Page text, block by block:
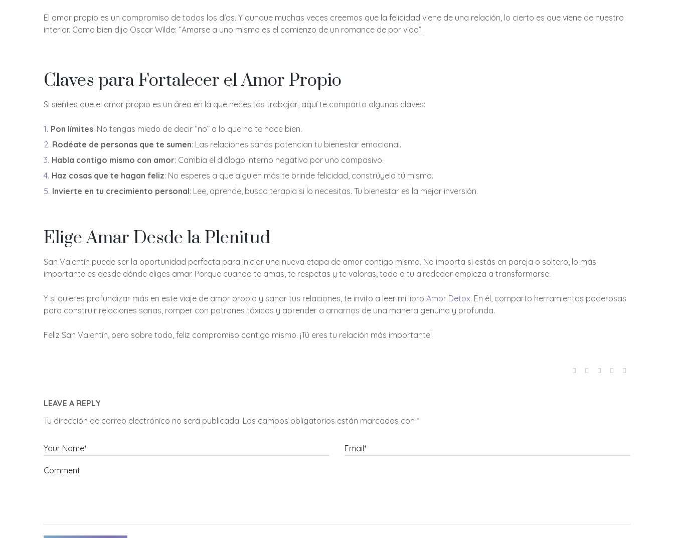
El amor propio es un compromiso de todos los días. Y aunque muchas veces creemos que la felicidad viene de una relación, lo cierto es que viene de nuestro
interior. Como bien dijo Oscar Wilde: “Amarse a uno mismo es el comienzo de un romance de por vida”.
Claves para Fortalecer el Amor Propio
Si sientes que el amor propio es un área en la que necesitas trabajar, aquí te comparto algunas claves:
Pon límites: No tengas miedo de decir “no” a lo que no te hace bien.
Rodéate de personas que te sumen: Las relaciones sanas potencian tu bienestar emocional.
Habla contigo mismo con amor: Cambia el diálogo interno negativo por uno compasivo.
Haz cosas que te hagan feliz: No esperes a que alguien más te brinde felicidad, constrúyela tú mismo.
Invierte en tu crecimiento personal: Lee, aprende, busca terapia si lo necesitas. Tu bienestar es la mejor inversión.
Elige Amar Desde la Plenitud
San Valentín puede ser la oportunidad perfecta para iniciar una nueva etapa de amor contigo mismo. No importa si estás en pareja o soltero, lo más
importante es desde dónde eliges amar. Porque cuando te amas, te respetas y te valoras, todo a tu alrededor empieza a transformarse.
Y si quieres profundizar más en este viaje de amor propio y sanar tus relaciones, te invito a leer mi libro Amor Detox. En él, comparto herramientas poderosas
para construir relaciones sanas, romper con patrones tóxicos y aprender a amarnos de una manera genuina y profunda.
Feliz San Valentín, pero sobre todo, feliz compromiso contigo mismo. ¡Tú eres tu relación más importante!
LEAVE A REPLY
Tu dirección de correo electrónico no será publicada. Los campos obligatorios están marcados con *
Your Name* Email*
Comment